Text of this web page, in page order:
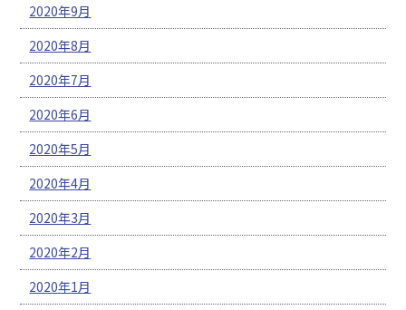
2020年9月
2020年8月
2020年7月
2020年6月
2020年5月
2020年4月
2020年3月
2020年2月
2020年1月